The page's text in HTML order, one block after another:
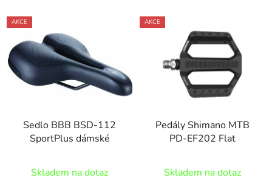
AKCE
Sedlo BBB BSD-112
SportPlus dámské
Skladem na dotaz
AKCE
Pedály Shimano MTB
PD-EF202 Flat
Skladem na dotaz